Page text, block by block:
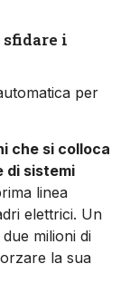
i
per
che si colloca
di sistemi
linea
elettrici. Un
milioni di
la sua